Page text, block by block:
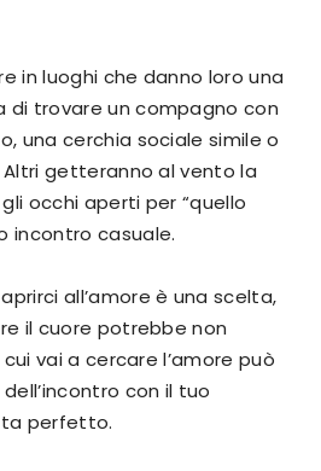
in luoghi che danno loro una
di trovare un compagno con
una cerchia sociale simile o
getteranno al vento la
occhi aperti per “quello
incontro casuale.
all’amore è una scelta,
il cuore potrebbe non
vai a cercare l’amore può
con il tuo
perfetto.